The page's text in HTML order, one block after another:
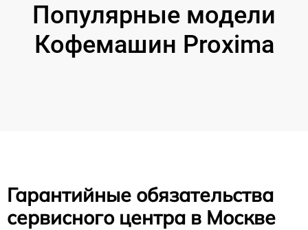
Популярные модели
Кофемашин Proxima
Гарантийные обязательства
сервисного центра в Москве